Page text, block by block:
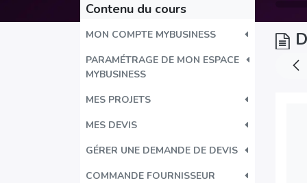
Contenu du cours
MON COMPTE MYBUSINESS
PARAMÉTRAGE DE MON ESPACE
MYBUSINESS
MES PROJETS
MES DEVIS
GÉRER UNE DEMANDE DE DEVIS
COMMANDE FOURNISSEUR